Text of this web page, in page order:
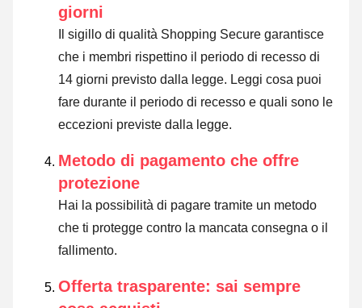
giorni
Il sigillo di qualità Shopping Secure garantisce
che i membri rispettino il periodo di recesso di
14 giorni previsto dalla legge. Leggi cosa puoi
fare durante il periodo di recesso e quali sono le
eccezioni previste dalla legge.
Metodo di pagamento che offre
protezione
Hai la possibilità di pagare tramite un metodo
che ti protegge contro la mancata consegna o il
fallimento.
Offerta trasparente: sai sempre